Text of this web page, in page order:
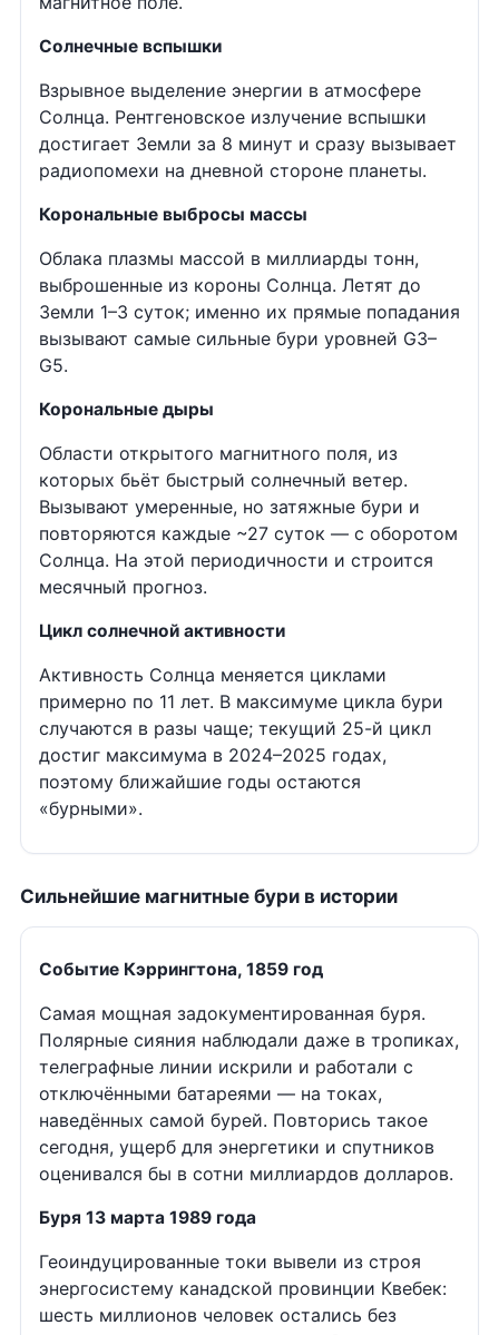
Солнечные вспышки
Взрывное выделение энергии в атмосфере
Солнца. Рентгеновское излучение вспышки
достигает Земли за 8 минут и сразу вызывает
радиопомехи на дневной стороне планеты.
Корональные выбросы массы
Облака плазмы массой в миллиарды тонн,
выброшенные из короны Солнца. Летят до
Земли 1–3 суток; именно их прямые попадания
вызывают самые сильные бури уровней G3–
G5.
Корональные дыры
Области открытого магнитного поля, из
которых бьёт быстрый солнечный ветер.
Вызывают умеренные, но затяжные бури и
повторяются каждые ~27 суток — с оборотом
Солнца. На этой периодичности и строится
месячный прогноз.
Цикл солнечной активности
Активность Солнца меняется циклами
примерно по 11 лет. В максимуме цикла бури
случаются в разы чаще; текущий 25-й цикл
достиг максимума в 2024–2025 годах,
поэтому ближайшие годы остаются
«бурными».
Сильнейшие магнитные бури в истории
Событие Кэррингтона, 1859 год
Самая мощная задокументированная буря.
Полярные сияния наблюдали даже в тропиках,
телеграфные линии искрили и работали с
отключёнными батареями — на токах,
наведённых самой бурей. Повторись такое
сегодня, ущерб для энергетики и спутников
оценивался бы в сотни миллиардов долларов.
Буря 13 марта 1989 года
Геоиндуцированные токи вывели из строя
энергосистему канадской провинции Квебек:
шесть миллионов человек остались без